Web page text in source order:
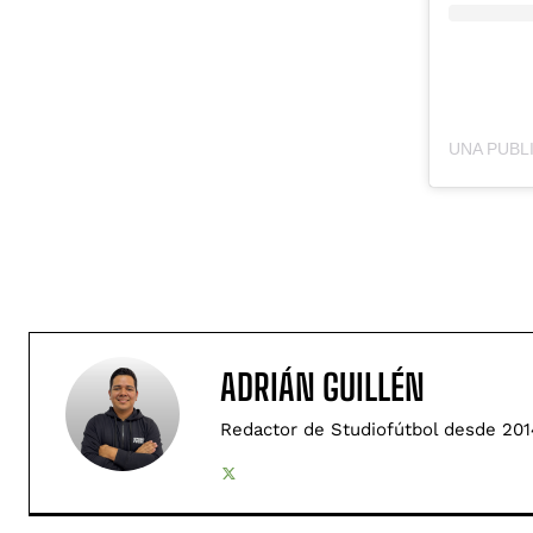
ADRIÁN GUILLÉN
Redactor de Studiofútbol desde